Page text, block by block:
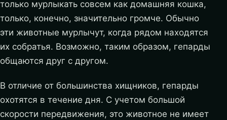
только мурлыкать совсем как домашняя кошка,
только, конечно, значительно громче. Обычно
эти животные мурлычут, когда рядом находятся
их собратья. Возможно, таким образом, гепарды
общаются друг с другом.
В отличие от большинства хищников, гепарды
охотятся в течение дня. С учетом большой
скорости передвижения, это животное не имеет